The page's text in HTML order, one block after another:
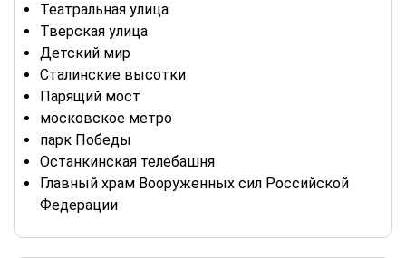
Театральная улица
Тверская улица
Детский мир
Сталинские высотки
Парящий мост
московское метро
парк Победы
Останкинская телебашня
Главный храм Вооруженных сил Российской
Федерации